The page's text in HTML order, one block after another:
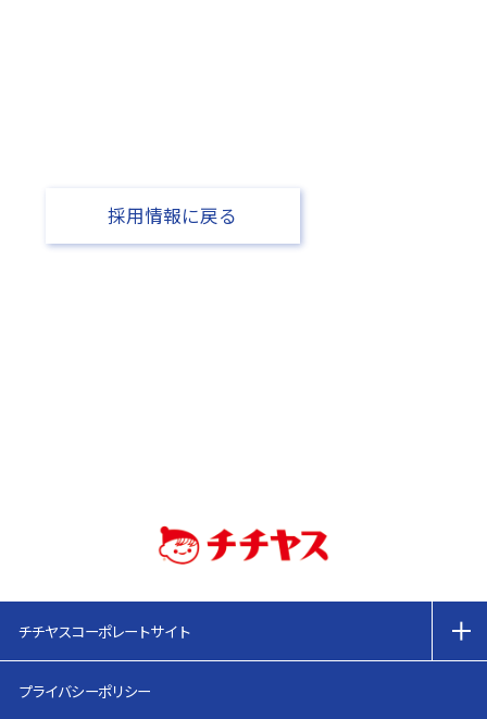
採用情報に戻る
チチヤスコーポレートサイト
プライバシーポリシー